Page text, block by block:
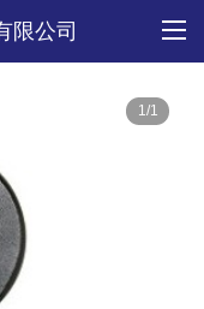
限公司
1/1